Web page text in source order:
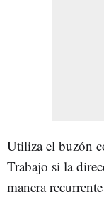
Utiliza el buzón
Trabajo si la
manera